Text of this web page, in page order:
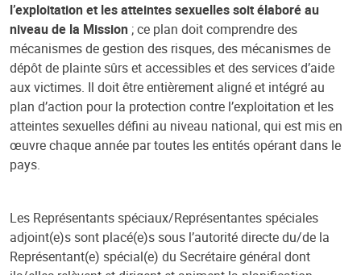
l’exploitation et les atteintes sexuelles soit élaboré au
niveau de la Mission ; ce plan doit comprendre des
mécanismes de gestion des risques, des mécanismes de
dépôt de plainte sûrs et accessibles et des services d’aide
aux victimes. Il doit être entièrement aligné et intégré au
plan d’action pour la protection contre l’exploitation et les
atteintes sexuelles défini au niveau national, qui est mis en
œuvre chaque année par toutes les entités opérant dans le
pays.
Les Représentants spéciaux/Représentantes spéciales
adjoint(e)s sont placé(e)s sous l’autorité directe du/de la
Représentant(e) spécial(e) du Secrétaire général dont